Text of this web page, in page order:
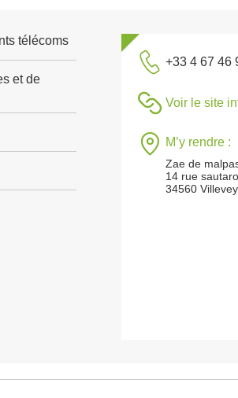
télécoms
et de
+33 4 67 46
Voir le site
M’y rendre :
Zae de
14 rue
34560